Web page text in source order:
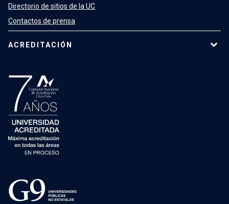
Directorio de sitios de la UC
Contactos de prensa
ACREDITACIÓN